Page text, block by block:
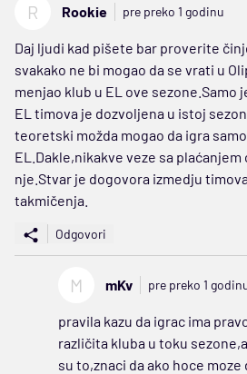
R Rookie pre preko 1 godinu
Daj ljudi kad pišete bar proverite
svakako ne bi mogao da se vrati u
menjao klub u EL ove sezone.Samo
EL timova je dozvoljena u istoj
teoretski možda mogao da igra
EL.Dakle,nikakve veze sa
nje.Stvar je dogovora izmedju
takmičenja.
Odgovori
M mKv pre preko 1
pravila kazu da igrac ima
različita kluba u toku
su to,znaci da ako hoce moze